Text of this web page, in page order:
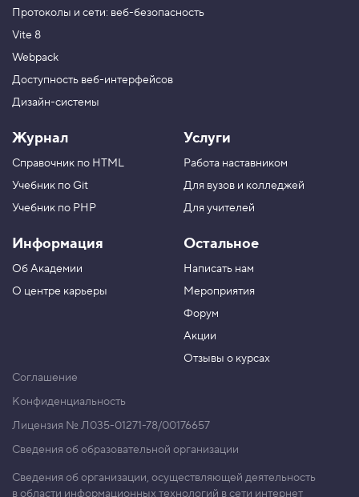
Протоколы и сети: веб-безопасность
Vite 8
Webpack
Доступность веб-интерфейсов
Дизайн-системы
Журнал
Справочник по HTML
Учебник по Git
Учебник по PHP
Информация
Об Академии
О центре карьеры
Услуги
Работа наставником
Для вузов и колледжей
Для учителей
Остальное
Написать нам
Мероприятия
Форум
Акции
Отзывы о курсах
Соглашение
Конфиденциальность
Лицензия № Л035-01271-78/00176657
Сведения об образовательной организации
Сведения об организации, осуществляющей деятельность
в области информационных технологий в сети интернет